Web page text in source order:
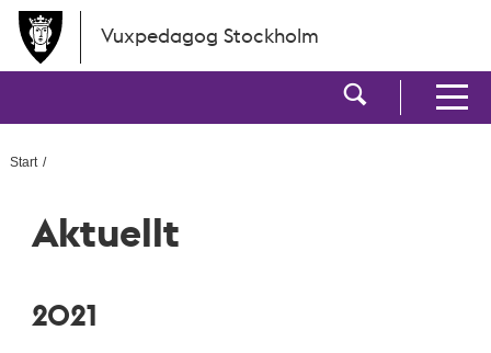
Hoppa till huvudinnehållet
Vuxpedagog Stockholm
Visa
Visa
Start
Aktuellt
2021